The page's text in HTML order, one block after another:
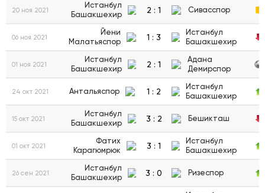
20 ноя 2021
Истанбул
Башакшехир
2 : 1 Сивасспор
06 ноя 2021
Йени
Малатьяспор
1 : 3
Истанбул
Башакшехир
01 ноя 2021
Истанбул
Башакшехир
2 : 1
Адана
Демирспор
24 окт 2021 Антальяспор 1 : 2
Истанбул
Башакшехир
15 окт 2021
Истанбул
Башакшехир
3 : 2 Бешикташ
01 окт 2021
Фатих
Карагюмрюк
3 : 1
Истанбул
Башакшехир
26 сен 2021
Истанбул
Башакшехир
3 : 0 Ризеспор